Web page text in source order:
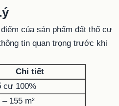
của sản phẩm đất thổ cư
tin quan trọng trước khi
Chi tiết
cư 100%
– 155 m²